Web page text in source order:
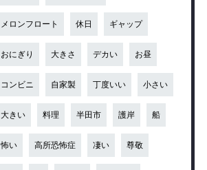
メロンフロート 休日 ギャップ
おにぎり 大きさ デカい お昼
コンビニ 自家製 丁度いい 小さい
大きい 料理 半田市 護岸 船
怖い 高所恐怖症 凄い 尊敬